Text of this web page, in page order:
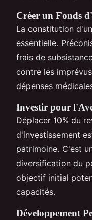
Créer un Fonds
La constitution d'un
essentielle.
frais de
contre les
dépenses
Investir pour
Déplacer 10% du
d'investissement
patrimoine. C'est
diversification du
objectif initial
capacités.
Développement